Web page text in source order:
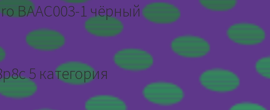
BAAC003-1 чёрный
5 категория